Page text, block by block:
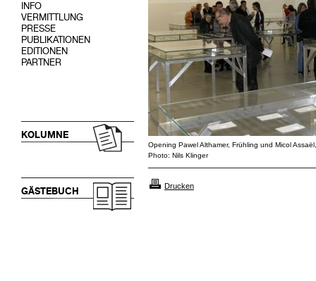
INFO
VERMITTLUNG
PRESSE
PUBLIKATIONEN
EDITIONEN
PARTNER
KOLUMNE
GÄSTEBUCH
Opening Pawel Althamer, Frühling und Micol
Photo: Nils Klinger
Drucken